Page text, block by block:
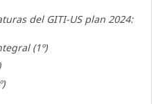
del GITI-US plan 2024:
(1º)